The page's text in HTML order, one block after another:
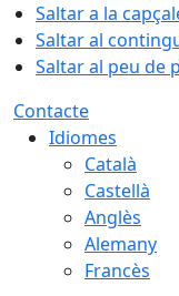
Saltar a la
Saltar al
Saltar al peu de
Contacte
Idiomes
Català
Castellà
Anglès
Alemany
Francès